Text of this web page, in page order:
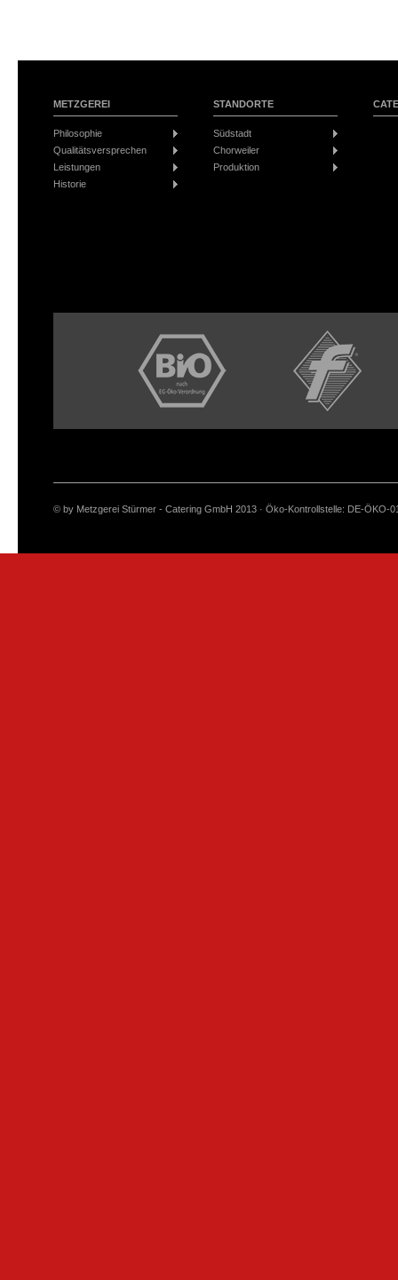
METZGEREI
Philosophie
Qualitätsversprechen
Leistungen
Historie
STANDORTE
Südstadt
Chorweiler
Produktion
© by Metzgerei Stürmer - Catering GmbH 2013 · Öko-Kontrollstelle: DE-ÖKO-